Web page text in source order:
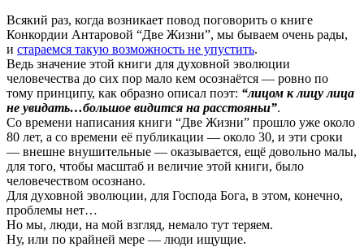
Всякий раз, когда возникает повод поговорить о книге
Конкордии Антаровой “Две Жизни”, мы бываем очень рады,
и стараемся такую возможность не упустить.
Ведь значение этой книги для духовной эволюции
человечества до сих пор мало кем осознаётся — ровно по
тому принципу, как образно описал поэт: “лицом к лицу лица
не увидать…большое видится на расстояньи”.
Со времени написания книги “Две Жизни” прошло уже около
80 лет, а со времени её публикации — около 30, и эти сроки
— внешне внушительные — оказывается, ещё довольно малы,
для того, чтобы масштаб и величие этой книги, было
человечеством осознано.
Для духовной эволюции, для Господа Бога, в этом, конечно,
проблемы нет…
Но мы, люди, на мой взгляд, немало тут теряем.
Ну, или по крайней мере — люди ищущие.